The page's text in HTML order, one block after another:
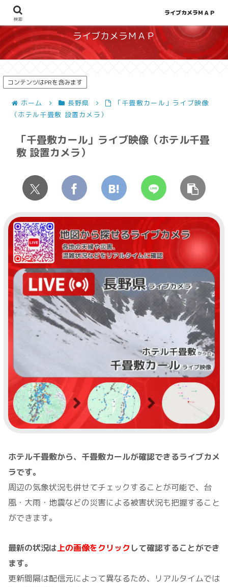
地図から探せる！天候や災害、混雑状況の把握に
ライブカメラＭＡＰ
コンテンツはPRを含みます
ホーム 長野県
「千畳敷カール」ライブ映像
（ホテル千畳敷 設置カメラ）
「千畳敷カール」ライブ映像（ホテル千畳
敷 設置カメラ）
ホテル千畳敷から、千畳敷カールが確認できるライブカメ
ラです。
周辺の気象状況も併せてチェックすることが可能で、台
風・大雨・地震などの災害による被害状況も把握すること
ができます。
最新の状況は上の画像をクリック して確認することができ
ます。
更新間隔は配信元によって異なるため、リアルタイムでは
検索
ライブカメラＭＡＰ